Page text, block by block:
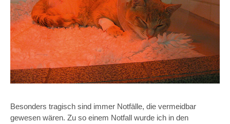
Besonders tragisch sind immer Notfälle, die vermeidbar
gewesen wären. Zu so einem Notfall wurde ich in den